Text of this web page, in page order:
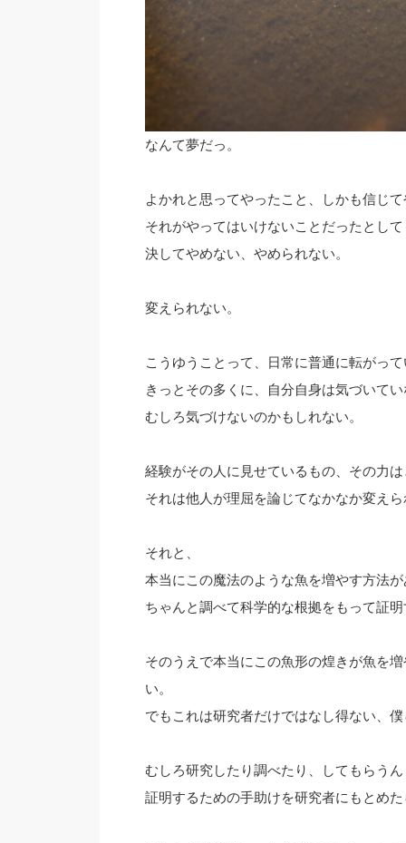
なんて夢だっ。
よかれと思ってやったこと、しかも信じ
それがやってはいけないことだったとして
決してやめない、やめられない。
変えられない。
こうゆうことって、日常に普通に転がっ
きっとその多くに、自分自身は気づいて
むしろ気づけないのかもしれない。
経験がその人に見せているもの、その力
それは他人が理屈を論じてなかなか変え
それと、
本当にこの魔法のような魚を増やす方法
ちゃんと調べて科学的な根拠をもって証
そのうえで本当にこの魚形の煌きが魚を
い。
でもこれは研究者だけではなし得ない、
むしろ研究したり調べたり、してもらう
証明するための手助けを研究者にもとめ